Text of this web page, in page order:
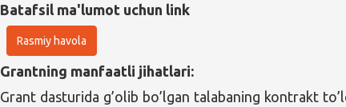
Batafsil ma'lumot uchun link
Rasmiy havola
Grantning manfaatli jihatlari:
Grant dasturida g’olib bo’lgan talabaning kontrakt